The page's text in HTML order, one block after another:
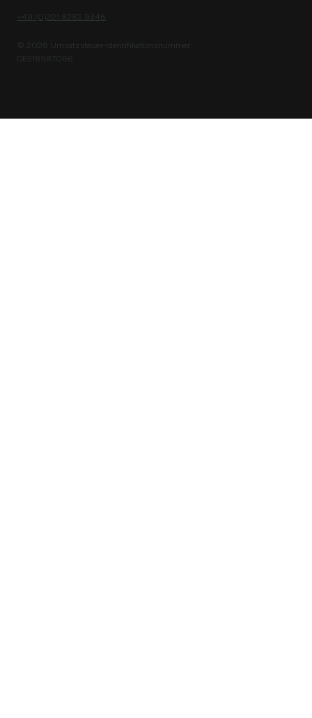
© 2026 Umsatzsteuer-Identifikationsnummer:
DE318987066
+49 (0)221 8282 9346